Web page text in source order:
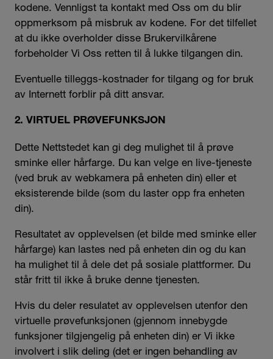
kodene. Vennligst ta kontakt med Oss om du blir
oppmerksom på misbruk av kodene. For det tilfellet
at du ikke overholder disse Brukervilkårene
forbeholder Vi Oss retten til å lukke tilgangen din.
Eventuelle tilleggs-kostnader for tilgang og for bruk
av Internett forblir på ditt ansvar.
2. VIRTUEL PRØVEFUNKSJON
Dette Nettstedet kan gi deg mulighet til å prøve
sminke eller hårfarge. Du kan velge en live-tjeneste
(ved bruk av webkamera på enheten din) eller et
eksisterende bilde (som du laster opp fra enheten
din).
Resultatet av opplevelsen (et bilde med sminke eller
hårfarge) kan lastes ned på enheten din og du kan
ha mulighet til å dele det på sosiale plattformer. Du
står fritt til ikke å bruke denne tjenesten.
Hvis du deler resulatet av opplevelsen utenfor den
virtuelle prøvefunksjonen (gjennom innebygde
funksjoner tilgjengelig på enheten din) er Vi ikke
involvert i slik deling (det er ingen behandling av